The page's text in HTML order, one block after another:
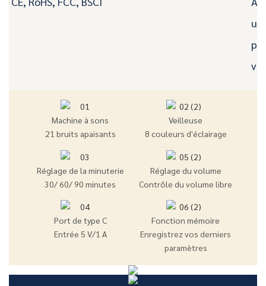
un
Machine à sons
21 bruits apaisants
Veilleuse
8 couleurs d'éclairage
Réglage de la minuterie
30/ 60/ 90 minutes
Réglage du volume
Contrôle du volume libre
Port de type C
Entrée 5 V/1 A
Fonction mémoire
Enregistrez vos derniers
paramètres